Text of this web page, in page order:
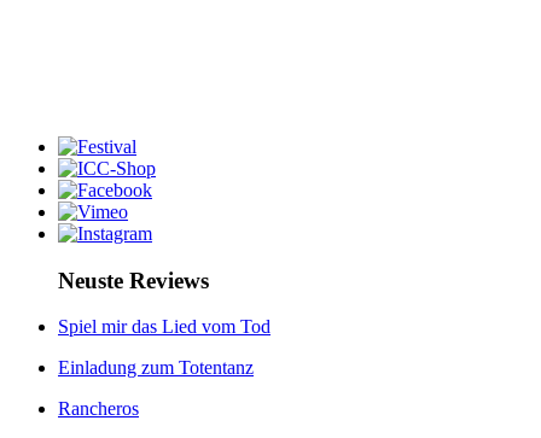
Neuste Reviews
Spiel mir das Lied vom Tod
Einladung zum Totentanz
Rancheros